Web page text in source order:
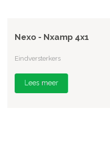
Nexo - Nxamp 4x1
Eindversterkers
Lees meer